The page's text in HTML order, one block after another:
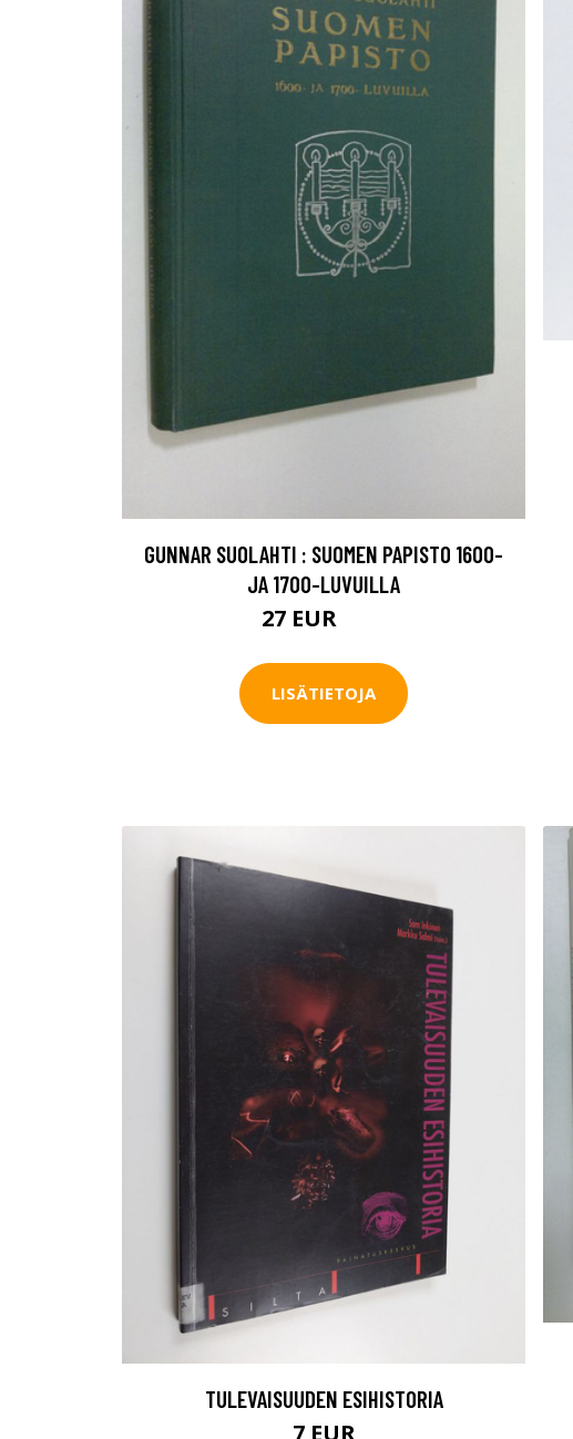
GUNNAR SUOLAHTI : SUOMEN PAPISTO 1600-
JA 1700-LUVUILLA
27 EUR
LISÄTIETOJA
TULEVAISUUDEN ESIHISTORIA